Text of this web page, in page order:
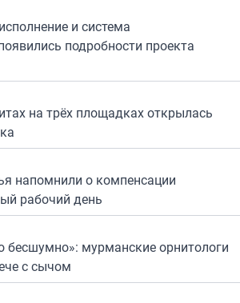
и система
подробности проекта
на трёх площадках открылась
напомнили о компенсации
рабочий день
бесшумно»: мурманские орнитологи
с сычом